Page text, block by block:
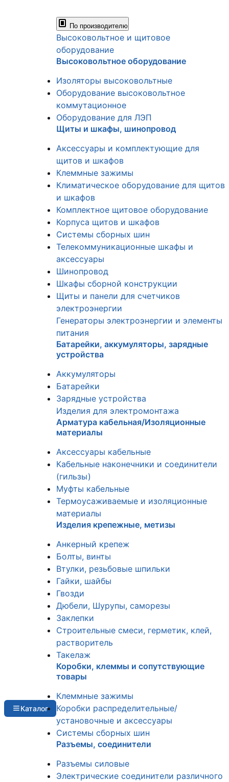
Каталог
По производителю
Высоковольтное и щитовое
оборудование
Высоковольтное оборудование
Изоляторы высоковольтные
Оборудование высоковольтное
коммутационное
Оборудование для ЛЭП
Щиты и шкафы, шинопровод
Аксессуары и комплектующие для
щитов и шкафов
Клеммные зажимы
Климатическое оборудование для щитов
и шкафов
Комплектное щитовое оборудование
Корпуса щитов и шкафов
Системы сборных шин
Телекоммуникационные шкафы и
аксессуары
Шинопровод
Шкафы сборной конструкции
Щиты и панели для счетчиков
электроэнергии
Генераторы электроэнергии и элементы
питания
Батарейки, аккумуляторы, зарядные
устройства
Аккумуляторы
Батарейки
Зарядные устройства
Изделия для электромонтажа
Арматура кабельная/Изоляционные
материалы
Аксессуары кабельные
Кабельные наконечники и соединители
(гильзы)
Муфты кабельные
Термоусаживаемые и изоляционные
материалы
Изделия крепежные, метизы
Анкерный крепеж
Болты, винты
Втулки, резьбовые шпильки
Гайки, шайбы
Гвозди
Дюбели, Шурупы, саморезы
Заклепки
Строительные смеси, герметик, клей,
растворитель
Такелаж
Коробки, клеммы и сопутствующие
товары
Клеммные зажимы
Коробки распределительные/
установочные и аксессуары
Системы сборных шин
Разъемы, соединители
Разъемы силовые
Электрические соединители различного